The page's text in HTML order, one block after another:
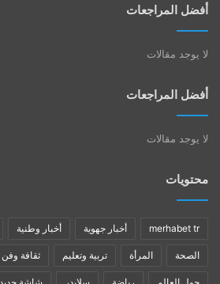
أفضل المراجعات
لا يوجد مقالات
أفضل المراجعات
لا يوجد مقالات
محتويات
merhabet tr أخبار جهوية أخبار وطنية
الصحة المرأة تربية وتعليم ثقافة وفن